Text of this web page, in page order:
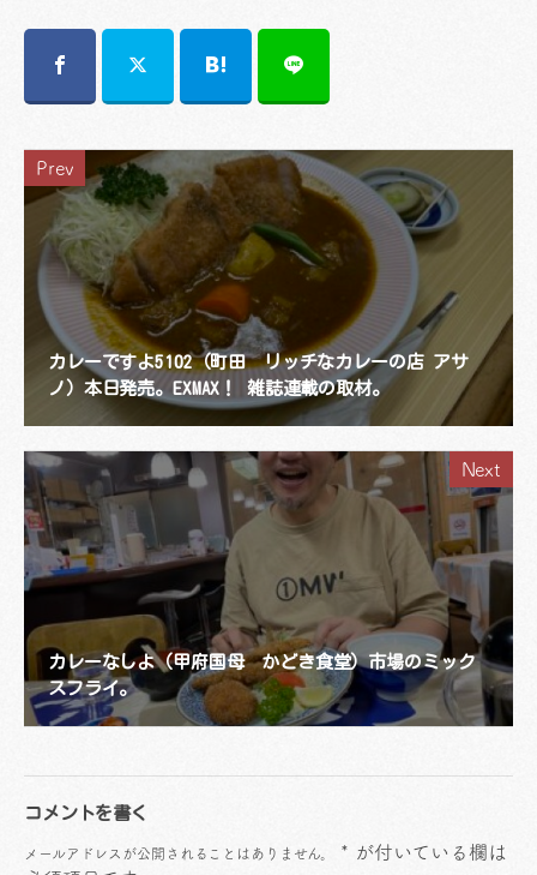
Prev
カレーですよ5102（町田 リッチなカレーの店 アサ
ノ）本日発売。EXMAX！ 雑誌連載の取材。
Next
カレーなしよ（甲府国母 かどき食堂）市場のミック
スフライ。
コメントを書く
メールアドレスが公開されることはありません。 * が付いている欄は